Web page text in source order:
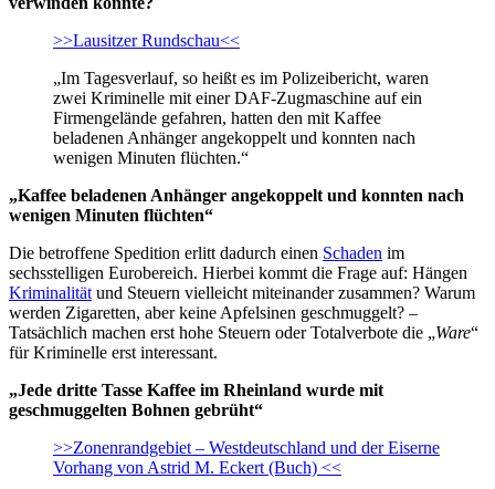
>>Lausitzer Rundschau<<
„Im Tagesverlauf, so heißt es im Polizeibericht, waren
zwei Kriminelle mit einer DAF-Zugmaschine auf ein
Firmengelände gefahren, hatten den mit Kaffee
beladenen Anhänger angekoppelt und konnten nach
wenigen Minuten flüchten.“
„Kaffee beladenen Anhänger angekoppelt und konnten nach
wenigen Minuten flüchten“
Die betroffene Spedition erlitt dadurch einen Schaden im
sechsstelligen Eurobereich. Hierbei kommt die Frage auf: Hängen
Kriminalität und Steuern vielleicht miteinander zusammen? Warum
werden Zigaretten, aber keine Apfelsinen geschmuggelt? –
Tatsächlich machen erst hohe Steuern oder Totalverbote die „Ware“
für Kriminelle erst interessant.
„Jede dritte Tasse Kaffee im Rheinland wurde mit
geschmuggelten Bohnen gebrüht“
>>Zonenrandgebiet – Westdeutschland und der Eiserne
Vorhang von Astrid M. Eckert (Buch) <<